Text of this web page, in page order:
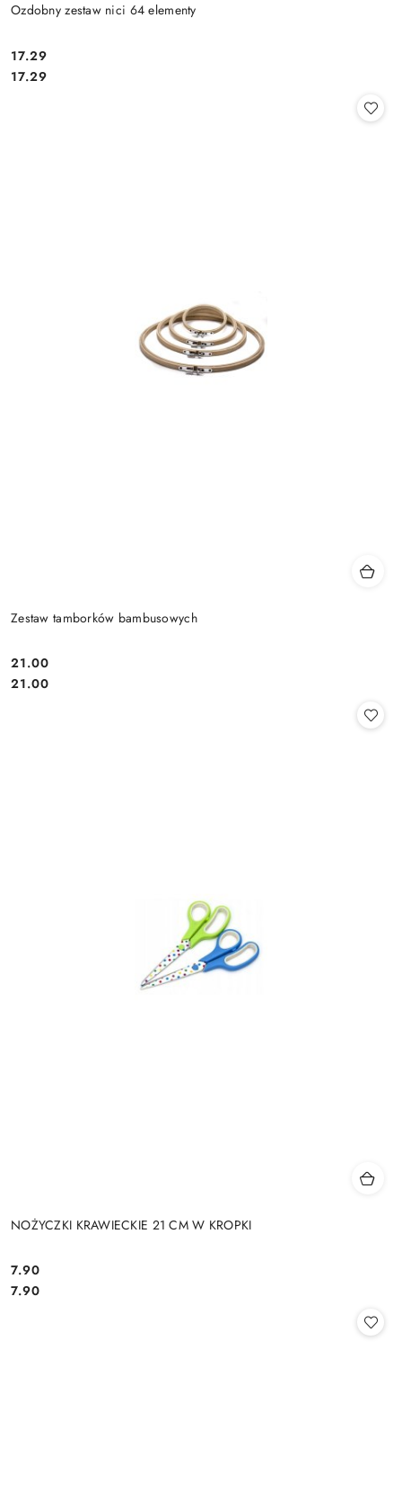
Ozdobny zestaw nici 64 elementy
Cena:
17.29
Cena:
17.29
Zestaw tamborków bambusowych
Cena:
21.00
Cena:
21.00
NOŻYCZKI KRAWIECKIE 21 CM W KROPKI
Cena:
7.90
Cena:
7.90